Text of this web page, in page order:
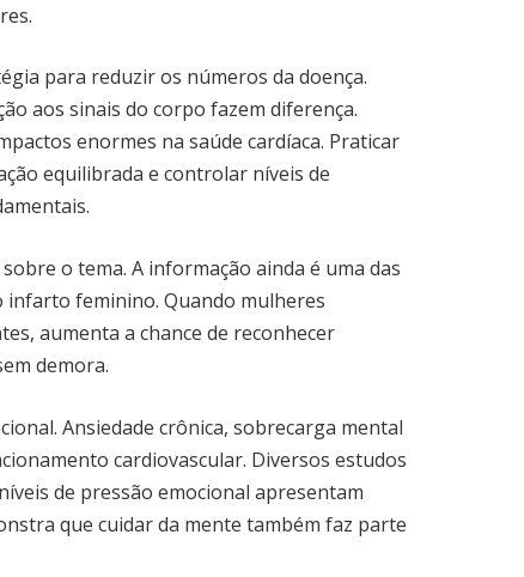
para reduzir os números da doença.
aos sinais do corpo fazem diferença.
enormes na saúde cardíaca. Praticar
equilibrada e controlar níveis de
o tema. A informação ainda é uma das
feminino. Quando mulheres
aumenta a chance de reconhecer
demora.
Ansiedade crônica, sobrecarga mental
cardiovascular. Diversos estudos
de pressão emocional apresentam
que cuidar da mente também faz parte